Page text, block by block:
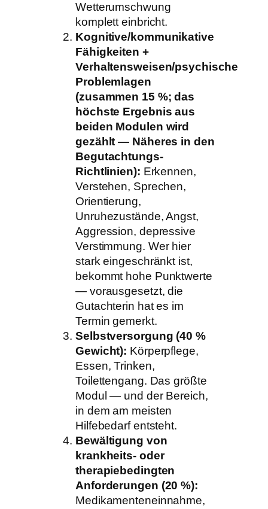
Wetterumschwung
komplett einbricht.
Kognitive/kommunikative
Fähigkeiten +
Verhaltensweisen/psychische
Problemlagen
(zusammen 15 %; das
höchste Ergebnis aus
beiden Modulen wird
gezählt — Näheres in den
Begutachtungs-
Richtlinien): Erkennen,
Verstehen, Sprechen,
Orientierung,
Unruhezustände, Angst,
Aggression, depressive
Verstimmung. Wer hier
stark eingeschränkt ist,
bekommt hohe Punktwerte
— vorausgesetzt, die
Gutachterin hat es im
Termin gemerkt.
Selbstversorgung (40 %
Gewicht): Körperpflege,
Essen, Trinken,
Toilettengang. Das größte
Modul — und der Bereich,
in dem am meisten
Hilfebedarf entsteht.
Bewältigung von
krankheits- oder
therapiebedingten
Anforderungen (20 %):
Medikamenteneinnahme,